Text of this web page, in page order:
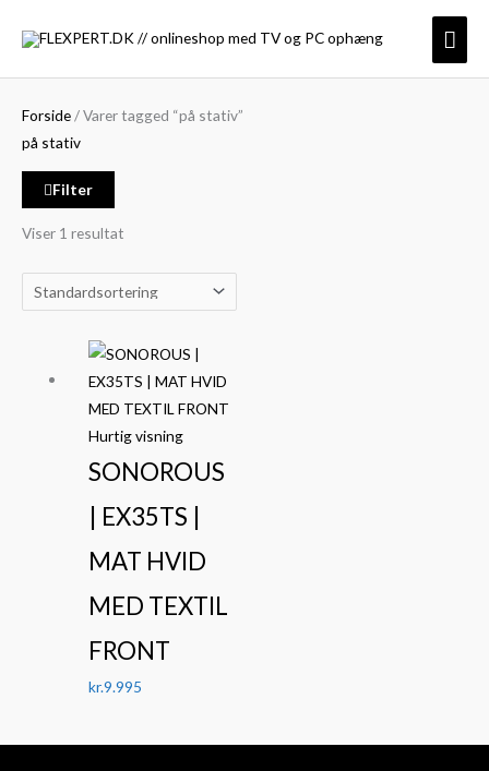
Forside/ Varer tagged “på stativ”
på stativ
Filter
Viser 1 resultat
Hurtig visning
SONOROUS
| EX35TS |
MAT HVID
MED TEXTIL
FRONT
kr.9.995
efter:
pris